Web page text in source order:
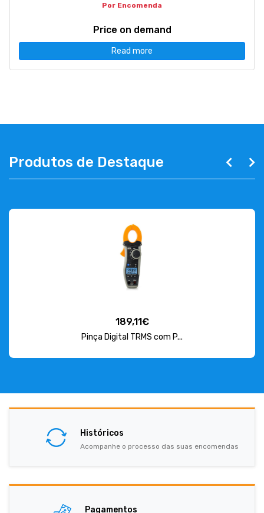
Por Encomenda
Price on demand
Read more
Produtos de Destaque
189,11€
Pinça Digital TRMS com P...
Históricos
Acompanhe o processo das suas encomendas
Pagamentos